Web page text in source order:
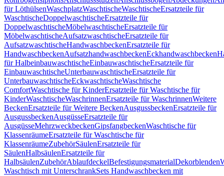
für LöthülsenWaschplatzWaschtischeWaschtischeErsatzteile für
WaschtischeDoppelwaschtischeErsatzteile für
DoppelwaschtischeMöbelwaschtischeErsatzteile für
MöbelwaschtischeAufsatzwaschtischeErsatzteile für
AufsatzwaschtischeHandwaschbeckenErsatzteile für
HandwaschbeckenAufsatzhandwaschbeckenEckhandwaschbecken
für HalbeinbauwaschtischeEinbauwaschtischeErsatzteile für
EinbauwaschtischeUnterbauwaschtischeErsatzteile für
UnterbauwaschtischeEckwaschtischeWaschtische
ComfortWaschtische für KinderErsatzteile für Waschtische für
KinderWaschtischeWaschrinnenErsatzteile für WaschrinnenWeitere
BeckenErsatzteile für Weitere BeckenAusgussbeckenErsatzteile für
AusgussbeckenAusgüsseErsatzteile für
AusgüsseMehrzweckbeckenGipsfangbeckenWaschtische für
KlassenräumeErsatzteile für Waschtische für
KlassenräumeZubehörSäulenErsatzteile für
SäulenHalbsäulenErsatzteile für
HalbsäulenZubehörAblaufdeckelBefestigungsmaterialDekorblenden
Waschtisch mit UnterschrankSets Handwaschbecken mit